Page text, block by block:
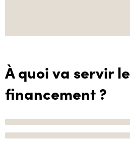
À quoi va servir le
financement ?